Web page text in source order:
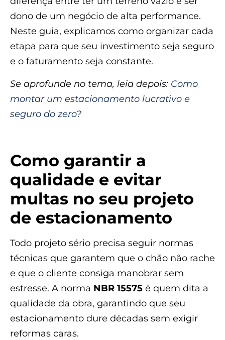
dono de um negócio de alta performance.
Neste guia, explicamos como organizar cada
etapa para que seu investimento seja seguro
e o faturamento seja constante.
Se aprofunde no tema, leia depois: Como
montar um estacionamento lucrativo e
seguro do zero?
Como garantir a
qualidade e evitar
multas no seu projeto
de estacionamento
Todo projeto sério precisa seguir normas
técnicas que garantem que o chão não rache
e que o cliente consiga manobrar sem
estresse. A norma NBR 15575 é quem dita a
qualidade da obra, garantindo que seu
estacionamento dure décadas sem exigir
reformas caras.